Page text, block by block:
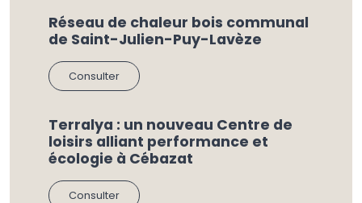
Réseau de chaleur bois communal
de Saint-Julien-Puy-Lavèze
Consulter
Terralya : un nouveau Centre de
loisirs alliant performance et
écologie à Cébazat
Consulter